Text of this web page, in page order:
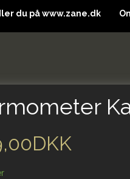
du på www.zane.dk